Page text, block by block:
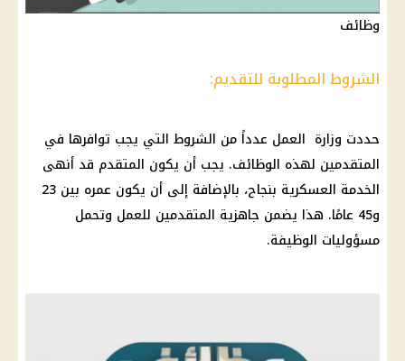
وظائف
الشروط المطلوبة للتقديم:
حددت وزارة العمل عدداً من الشروط التي يجب توافرها في
المتقدمين لهذه الوظائف. يجب أن يكون المتقدم قد أنهى
الخدمة العسكرية بنجاح، بالإضافة إلى أن يكون عمره
بين 23
و45 عامًا. هذا يضمن جاهزية المتقدمين للعمل وتحمل
مسؤوليات الوظيفة.